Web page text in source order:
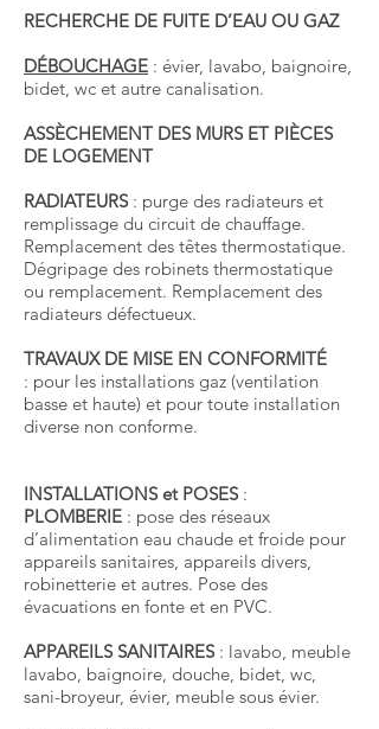
RECHERCHE DE FUITE D’EAU OU GAZ
DÉBOUCHAGE : évier, lavabo, baignoire,
bidet, wc et autre canalisation.
ASSÈCHEMENT DES MURS ET PIÈCES
DE LOGEMENT
RADIATEURS: purge des radiateurs et
remplissage du circuit de chauffage.
Remplacement des têtes thermostatique.
Dégripage des robinets thermostatique
ou remplacement. Remplacement des
radiateurs défectueux.
TRAVAUX DE MISE EN CONFORMITÉ
: pour les installations gaz (ventilation
basse et haute) et pour toute installation
diverse non conforme.
INSTALLATIONS et POSES:
PLOMBERIE : pose des réseaux
d’alimentation eau chaude et froide pour
appareils sanitaires, appareils divers,
robinetterie et autres. Pose des
évacuations en fonte et en PVC.
APPAREILS SANITAIRES: lavabo, meuble
lavabo, baignoire, douche, bidet, wc,
sani-broyeur, évier, meuble sous évier.